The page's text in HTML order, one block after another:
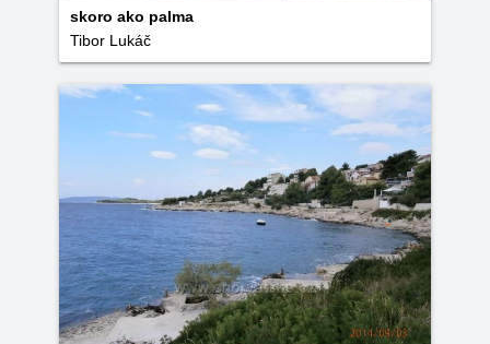
skoro ako palma
Tibor Lukáč